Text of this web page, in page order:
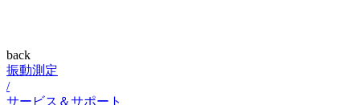
back
振動測定
/
サービス＆サポート